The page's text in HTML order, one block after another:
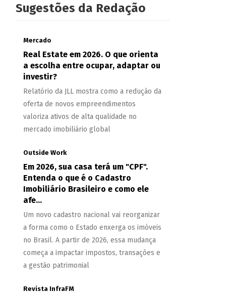
Sugestões da Redação
Mercado
Real Estate em 2026. O que orienta
a escolha entre ocupar, adaptar ou
investir?
Relatório da JLL mostra como a redução da
oferta de novos empreendimentos
valoriza ativos de alta qualidade no
mercado imobiliário global
Outside Work
Em 2026, sua casa terá um "CPF".
Entenda o que é o Cadastro
Imobiliário Brasileiro e como ele
afe...
Um novo cadastro nacional vai reorganizar
a forma como o Estado enxerga os imóveis
no Brasil. A partir de 2026, essa mudança
começa a impactar impostos, transações e
a gestão patrimonial
Revista InfraFM